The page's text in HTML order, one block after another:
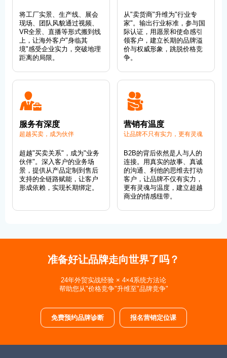
将工厂实景、生产线、展会
现场、团队风貌通过视频、
VR全景、直播等形式搬到线
上，让海外客户"身临其
境"感受企业实力，突破地理
距离的局限。
从"卖货商"升维为"行业专
家"。输出行业标准，参与国
际认证，用愿景和使命感引
领客户，建立长期的品牌溢
价与权威形象，跳脱价格竞
争。
服务有深度
超越买卖，成为伙伴
超越"买卖关系"，成为"业务
伙伴"。深入客户的业务场
景，提供从产品定制到售后
支持的全链路赋能，让客户
形成依赖，实现长期绑定。
营销有温度
让品牌不只有实力，更有灵魂
B2B的背后依然是人与人的
连接。用真实的故事、真诚
的沟通、利他的思维去打动
客户，让品牌不仅有实力，
更有灵魂与温度，建立超越
商业的情感纽带。
准备好让品牌走向世界了吗？
24年外贸实战经验 × 4×4系统方法论
帮助您从"价格竞争"升维至"品牌竞争"
免费预约品牌诊断 报名营销定位课